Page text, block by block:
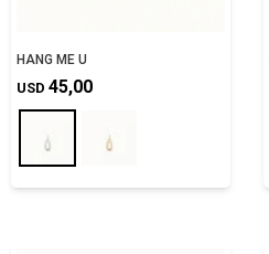
HANG ME U
USD 45,00